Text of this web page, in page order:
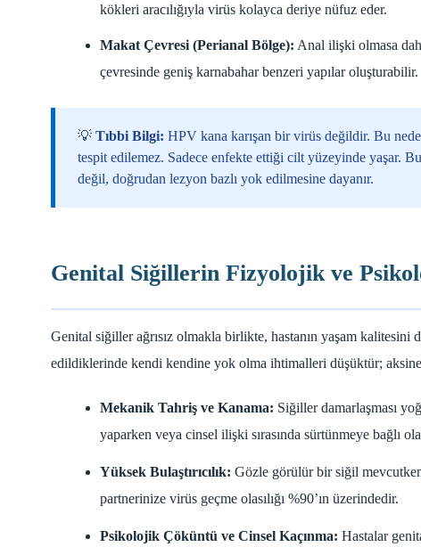
kökleri aracılığıyla virüs kolayca deriye nüfuz eder.
Makat Çevresi (Perianal Bölge): Anal ilişki olmasa
çevresinde geniş karnabahar benzeri yapılar oluşturabilir.
💡 Tıbbi Bilgi: HPV kana karışan bir virüs değildir. Bu
tespit edilemez. Sadece enfekte ettiği cilt yüzeyinde yaşar.
değil, doğrudan lezyon bazlı yok edilmesine dayanır.
Genital Siğillerin Fizyolojik ve
Genital siğiller ağrısız olmakla birlikte, hastanın yaşam
edildiklerinde kendi kendine yok olma ihtimalleri düşüktür; aksine
Mekanik Tahriş ve Kanama: Siğiller damarlaşması
yaparken veya cinsel ilişki sırasında sürtünmeye bağlı
Yüksek Bulaştırıcılık: Gözle görülür bir siğil
partnerinize virüs geçme olasılığı %90’ın üzerindedir.
Psikolojik Çöküntü ve Cinsel Kaçınma: Hastalar